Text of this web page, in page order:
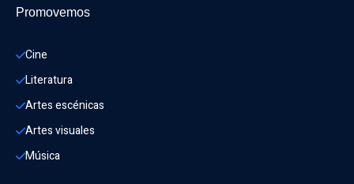
Promovemos
Cine
Literatura
Artes escénicas
Artes visuales
Música